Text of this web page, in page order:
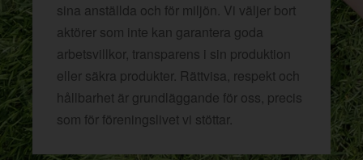
sina anställda och för miljön. Vi väljer bort
aktörer som inte kan garantera goda
arbetsvillkor, transparens i sin produktion
eller säkra produkter. Rättvisa, respekt och
hållbarhet är grundläggande för oss, precis
som för föreningslivet vi stöttar.